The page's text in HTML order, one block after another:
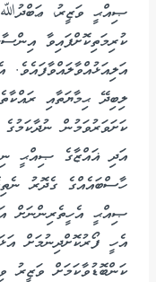
ޞިއްޙީ ވަޒީރު،
ކުރިމަތިކޮށްފައިވާ
ލިބިދޭ ޙިމާޔަތާއި
ކަށަވަރުވަމުން
އަދި ޣައްޒާގެ ޞިއްޙީ
ހާސްބައެއްގެ ގެދޮރު
ޞިއްޙީ އެހީތެރިންނަށް
އެހީ ފޯރުކޮށްދިނުމަށް
ކަންބޮޑުވާކަމަށް ވަޒީރު